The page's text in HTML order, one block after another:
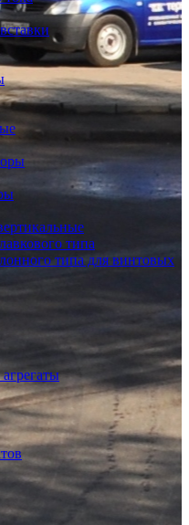
типа
типа для винтовых